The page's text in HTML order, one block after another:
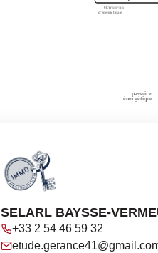
SELARL BAYSSE-
+33 2 54 46 59 32